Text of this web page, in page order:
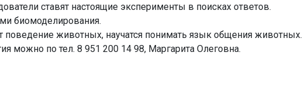
ставят настоящие эксперименты в поисках ответов.
биомоделирования.
животных, научатся понимать язык общения животных.
можно по тел. 8 951 200 14 98, Маргарита Олеговна.